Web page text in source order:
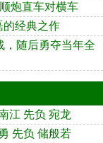
炮直车对横车
的经典之作
，随后勇夺当年全
江 先负 宛龙
先负 储般若